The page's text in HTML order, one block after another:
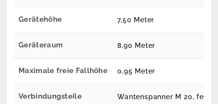
Gerätehöhe 7,50 Meter
Geräteraum 8,90 Meter
Maximale freie Fallhöhe 0,95 Meter
Verbindungsteile Wantenspanner M 20,